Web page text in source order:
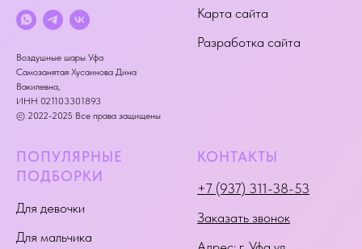
Воздушные шары Уфа
Самозанятая Хусаинова Дина
Вакилевна,
ИНН 021103301893
© 2022-2025 Все права защищены
Карта сайта
Разработка сайта
ПОПУЛЯРНЫЕ
ПОДБОРКИ
Для девочки
Для мальчика
КОНТАКТЫ
+7 (937) 311-38-53
Заказать звонок